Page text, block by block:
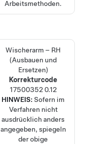
Arbeitsmethoden.
Wischerarm – RH
(Ausbauen und
Ersetzen)
Korrekturcode
17500352 0.12
HINWEIS:Sofern im
Verfahren nicht
ausdrücklich anders
angegeben, spiegeln
der obige